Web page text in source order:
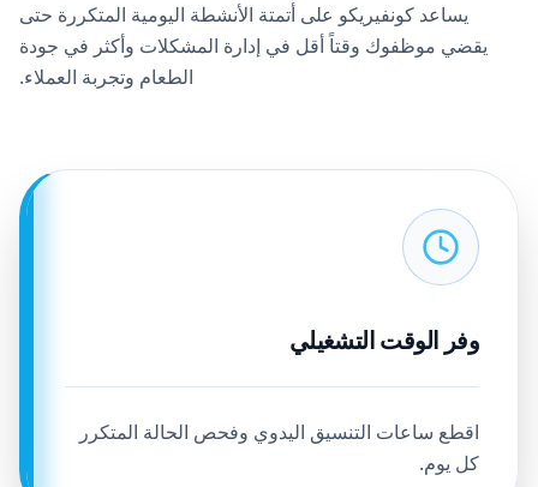
يساعد كونفيريكو على أتمتة الأنشطة اليومية المتكررة حتى
يقضي موظفوك وقتاً أقل في إدارة المشكلات وأكثر في جودة
الطعام وتجربة العملاء.
وفر الوقت التشغيلي
اقطع ساعات التنسيق اليدوي وفحص الحالة المتكرر
كل يوم.